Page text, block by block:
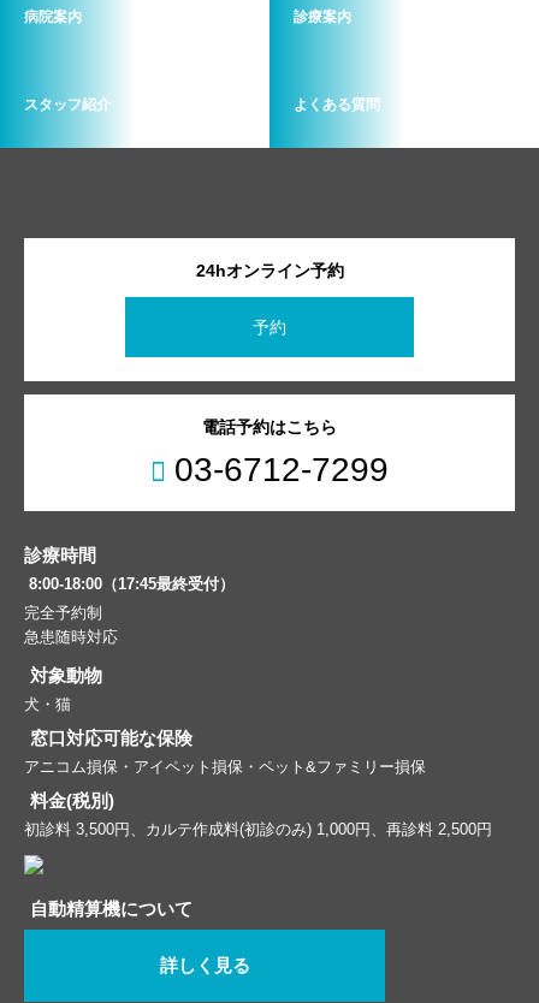
病院案内 診療案内
スタッフ紹介 よくある質問
24hオンライン予約
予約
電話予約はこちら
03-6712-7299
診療時間
8:00-18:00（17:45最終受付）
完全予約制
急患随時対応
対象動物
犬・猫
窓口対応可能な保険
アニコム損保・アイペット損保・ペット&ファミリー損保
料金(税別)
初診料 3,500円、カルテ作成料(初診のみ) 1,000円、再診料 2,500円
自動精算機について
詳しく見る